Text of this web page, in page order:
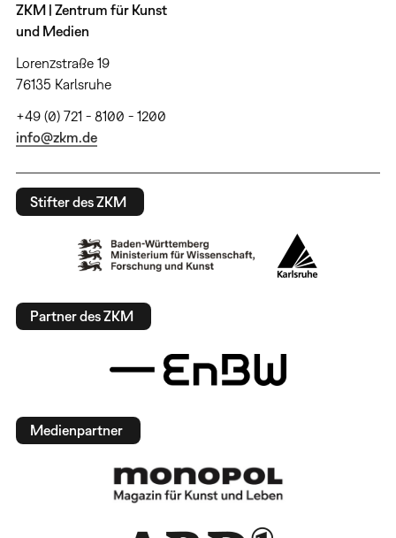
ZKM | Zentrum für Kunst
und Medien
Lorenzstraße 19
76135 Karlsruhe
+49 (0) 721 - 8100 - 1200
info@zkm.de
Stifter des ZKM
Partner des ZKM
Medienpartner